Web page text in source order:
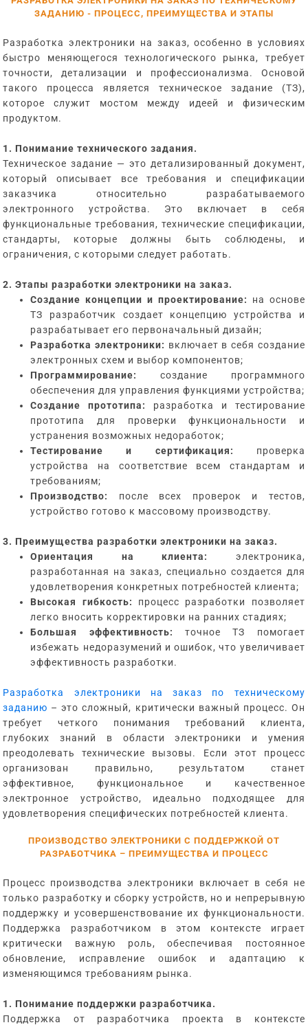
ЗАДАНИЮ - ПРОЦЕСС, ПРЕИМУЩЕСТВА И ЭТАПЫ
Разработка электроники на заказ, особенно в условиях
быстро меняющегося технологического рынка, требует
точности, детализации и профессионализма. Основой
такого процесса является техническое задание (ТЗ),
которое служит мостом между идеей и физическим
продуктом.
1. Понимание технического задания.
Техническое задание — это детализированный документ,
который описывает все требования и спецификации
заказчика относительно разрабатываемого
электронного устройства. Это включает в себя
функциональные требования, технические спецификации,
стандарты, которые должны быть соблюдены, и
ограничения, с которыми следует работать.
2. Этапы разработки электроники на заказ.
Создание концепции и проектирование:
на основе
ТЗ разработчик создает концепцию устройства и
разрабатывает его первоначальный дизайн;
Разработка электроники: включает в себя создание
электронных схем и выбор компонентов;
Программирование:
создание программного
обеспечения для управления функциями устройства;
Создание прототипа:
разработка и тестирование
прототипа для проверки функциональности и
устранения возможных недоработок;
Тестирование и сертификация: проверка
устройства на соответствие всем стандартам и
требованиям;
Производство:
после всех проверок и тестов,
устройство готово к массовому производству.
3. Преимущества разработки электроники на заказ.
Ориентация на клиента:
электроника,
разработанная на заказ, специально создается для
удовлетворения конкретных потребностей клиента;
Высокая гибкость:
процесс разработки позволяет
легко вносить корректировки на ранних стадиях;
Большая эффективность:
точное ТЗ помогает
избежать недоразумений и ошибок, что увеличивает
эффективность разработки.
Разработка электроники на заказ по техническому
заданию – это сложный, критически важный процесс. Он
требует четкого понимания требований клиента,
глубоких знаний в области электроники и умения
преодолевать технические вызовы. Если этот процесс
организован правильно, результатом станет
эффективное, функциональное и качественное
электронное устройство, идеально подходящее для
удовлетворения специфических потребностей клиента.
ПРОИЗВОДСТВО ЭЛЕКТРОНИКИ С ПОДДЕРЖКОЙ ОТ
РАЗРАБОТЧИКА – ПРЕИМУЩЕСТВА И ПРОЦЕСС
Процесс производства электроники включает в себя не
только разработку и сборку устройств, но и непрерывную
поддержку и усовершенствование их функциональности.
Поддержка разработчиком в этом контексте играет
критически важную роль, обеспечивая постоянное
обновление, исправление ошибок и адаптацию к
изменяющимся требованиям рынка.
1. Понимание поддержки разработчика.
Поддержка от разработчика проекта в контексте